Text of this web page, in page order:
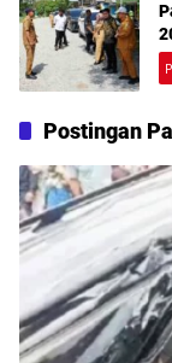
Postingan